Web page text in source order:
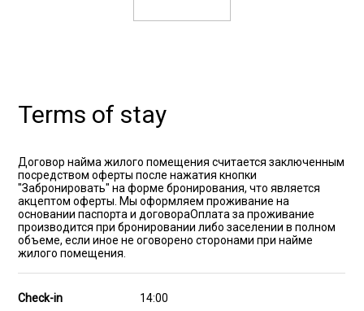
Terms of stay
Договор найма жилого помещения считается заключенным
посредством оферты после нажатия кнопки
"Забронировать" на форме бронирования, что является
акцептом оферты. Мы оформляем проживание на
основании паспорта и договораОплата за проживание
производится при бронировании либо заселении в полном
объеме, если иное не оговорено сторонами при найме
жилого помещения.
Check-in 14:00